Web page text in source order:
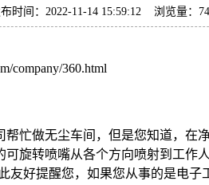
时间：2022-11-14 15:59:12 浏览量：
company/360.html
忙做无尘车间，但是您知道，在
旋转喷嘴从各个方向喷射到工
好提醒您，如果您从事的是电